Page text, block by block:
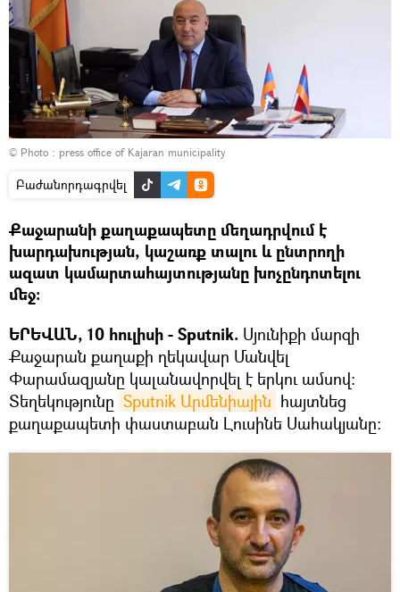
© Photo : press office of Kajaran municipality
Բաժանորդագրվել
Քաջարանի քաղաքապետը մեղադրվում է
խարդախության, կաշառք տալու և ընտրողի
ազատ կամարտահայտությանը խոչընդոտելու
մեջ:
ԵՐԵՎԱՆ, 10 հուլիսի - Sputnik. Սյունիքի մարզի
Քաջարան քաղաքի ղեկավար Մանվել
Փարամազյանը կալանավորվել է երկու ամսով:
Տեղեկությունը Sputnik Արմենիային հայտնեց
քաղաքապետի փաստաբան Լուսինե Սահակյանը։